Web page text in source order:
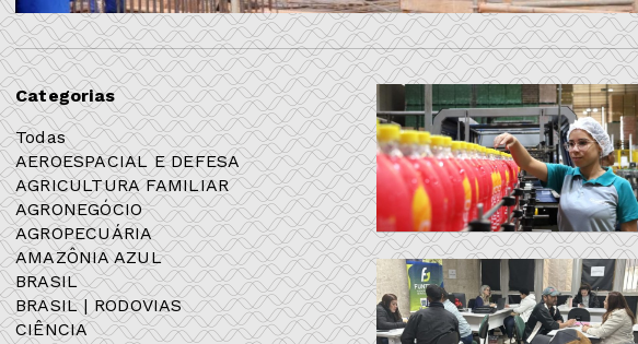
Categorias
Todas
AEROESPACIAL E DEFESA
AGRICULTURA FAMILIAR
AGRONEGÓCIO
AGROPECUÁRIA
AMAZÔNIA AZUL
BRASIL
BRASIL | RODOVIAS
CIÊNCIA